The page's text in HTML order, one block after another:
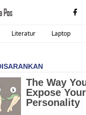
Literatur Laptop